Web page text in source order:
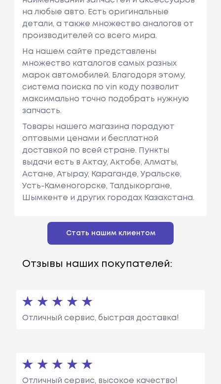
на любые авто. Есть оригинальные
детали, а также множество аналогов от
производителей со всего мира.
На нашем сайте представлены
множество каталогов самых разных
марок автомобилей. Благодоря этому,
система поиска по vin коду позволит
максимально точно подобрать нужную
запчасть.
Товары нашего магазина порадуют
оптовыми ценами и бесплатной
доставкой по всей стране. Пункты
выдачи есть в Актау, Актобе, Алматы,
Астане, Атырау, Караганде, Уральске,
Усть-Каменогорске, Талдыкоргане,
Шымкенте и других городах Казахстана.
Стать нашим клиентом
Отзывы наших покупателей:
Отличный сервис, быстрая доставка!
Отличный сервис, высокое качество!